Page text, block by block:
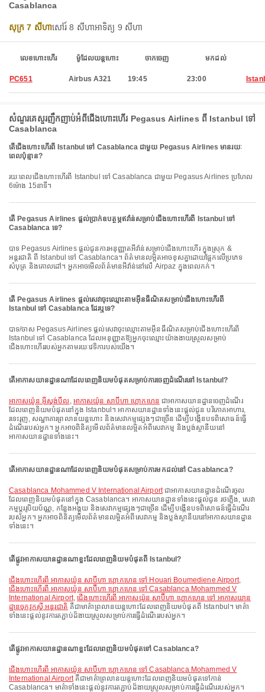
Casablanca
សុក្រ 7 សីហាសៅរ៍ 8 សីហាអាទិត្យ 9 សីហា
លេខហោះហើរ ម៉ូដែលយន្តហោះ ចាកចេញ មកដល់
PC651 Airbus A321 19:45 23:00
សំណួរគេសួរញឹកញាប់អំពីជើងហោះហើរ Pegasus Airlines ពី Istanbul ទៅ
Casablanca
តើជើងហោះហើរពី Istanbul ទៅ Casablanca ជាមួយ Pegasus Airlines មានរយៈ
ពេលប៉ុន្មាន?
រយៈពេលជើងហោះហើរពី Istanbul ទៅ Casablanca ជាមួយ Pegasus Airlines ប្រហែល
6ម៉ោង 15នាទី។
តើ Pegasus Airlines ផ្តល់ប្រាក់ឧបត្ថម្ភឥវ៉ាន់សម្រាប់ជើងហោះហើរពី Istanbul ទៅ
Casablanca ទេ?
បាទ Pegasus Airlines ផ្តល់ជូនការអនុញ្ញាតអីវ៉ាន់សម្រាប់ជើងហោះហើរ ក្នុងស្រុក &
អន្តរជាតិ ពី Istanbul ទៅ Casablanca។ ព័ត៌មានលម្អិតអាចខុសគ្នាដោយផ្អែកលើប្រភេទ
សំបុត្រ និងគោលដៅ។ អ្នកអាចមើលព័ត៌មានអីវ៉ាន់នៅលើ Airpaz ក្នុងពេលកក់។
តើ Pegasus Airlines ផ្តល់សេវាចុះឈ្មោះតាមអ៊ីនធឺណិតសម្រាប់ជើងហោះហើរពី
Istanbul ទៅ Casablanca ដែរឬទេ?
បាទ/ចាស Pegasus Airlines ផ្តល់សេវាចុះឈ្មោះតាមអ៊ីនធឺណិតសម្រាប់ជើងហោះហើរពី
Istanbul ទៅ Casablanca ដែលអនុញ្ញាតឱ្យអ្នកចុះឈ្មោះយ៉ាងងាយស្រួលសម្រាប់
ជើងហោះហើររបស់អ្នកតាមរយៈវេទិការបស់យើង។
តើអាកាសយានដ្ឋានណាដែលពេញនិយមបំផុតសម្រាប់ការចេញដំណើរនៅ Istanbul?
អាកាសយ៉ូន អ៊ីស្តង់ប៊ឺល, អាកាសយ៉ូន សាប៊ីហា ហ្គោកហេន ជាអាកាសយានដ្ឋានចេញដំណើរ
ដែលពេញនិយមបំផុតនៅក្នុង Istanbul។ អាកាសយានដ្ឋានទាំងនេះផ្តល់ជូន បរិភោគអាហារ,
រទេះរុញ, សណ្ឋាគារព្រលានយន្តហោះ និងសេវាកម្មផ្សេងៗជាច្រើន ដើម្បីបង្កើនបទពិសោធន៍ធ្វើ
ដំណើររបស់អ្នក។ អ្នកអាចពិនិត្យមើលព័ត៌មានលម្អិតអំពីសេវាកម្ម និងប្លង់ស្ថានីយនៅ
អាកាសយានដ្ឋានទាំងនេះ។
តើអាកាសយានដ្ឋានណាដែលពេញនិយមបំផុតសម្រាប់ការមកដល់នៅ Casablanca?
Casablanca Mohammed V International Airportជាអាកាសយានដ្ឋានដំណើរចូល
ដែលពេញនិយមបំផុតនៅក្នុង Casablanca។ អាកាសយានដ្ឋានទាំងនេះផ្តល់ជូន រថភ្លើង, សេវា
កម្មប្តូររូបិយប័ណ្ណ, កន្លែងអង្គុយ និងសេវាកម្មផ្សេងៗជាច្រើន ដើម្បីបង្កើនបទពិសោធន៍ធ្វើដំណើរ
របស់អ្នក។ អ្នកអាចពិនិត្យមើលព័ត៌មានលម្អិតអំពីសេវាកម្ម និងប្លង់ស្ថានីយនៅអាកាសយានដ្ឋាន
ទាំងនេះ។
តើផ្លូវអាកាសយានដ្ឋានណាខ្លះដែលពេញនិយមបំផុតពី Istanbul?
ជើងហោះហើរពី អាកាសយ៉ូន សាប៊ីហា ហ្គោកហេន ទៅ Houari Boumediene Airport,
ជើងហោះហើរពី អាកាសយ៉ូន សាប៊ីហា ហ្គោកហេន ទៅ Casablanca Mohammed V
International Airport,ជើងហោះហើរពី អាកាសយ៉ូន សាប៊ីហា ហ្គោកហេន ទៅ អាកាសយាន
ដ្ឋានចុកវូកស្តី អន្តរជាតិ គឺជាមាគ៌ាព្រលានយន្តហោះដែលពេញនិយមបំផុតពី Istanbul។ មាគ៌ា
ទាំងនេះផ្តល់នូវការតភ្ជាប់ដ៏ងាយស្រួលសម្រាប់ការធ្វើដំណើររបស់អ្នក។
តើផ្លូវអាកាសយានដ្ឋានណាខ្លះដែលពេញនិយមបំផុតទៅ Casablanca?
ជើងហោះហើរពី អាកាសយ៉ូន សាប៊ីហា ហ្គោកហេន ទៅ Casablanca Mohammed V
International Airportគឺជាមាគ៌ាព្រលានយន្តហោះដែលពេញនិយមបំផុតទៅកាន់
Casablanca។ មាគ៌ាទាំងនេះផ្តល់នូវការតភ្ជាប់ដ៏ងាយស្រួលសម្រាប់ការធ្វើដំណើររបស់អ្នក។